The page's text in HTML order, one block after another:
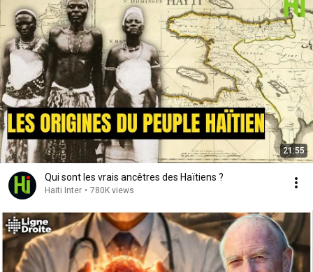
21:55
Qui sont les vrais ancêtres des Haïtiens ?
Haiti Inter • 780K views